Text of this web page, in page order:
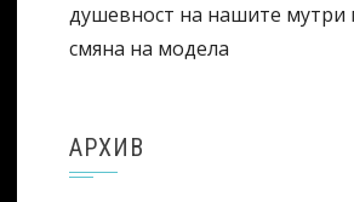
душевност на нашите мутри
смяна на модела
АРХИВ